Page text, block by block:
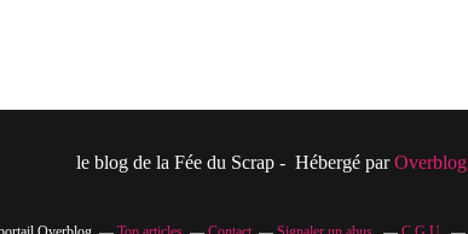
le blog de la Fée du Scrap - Hébergé parOverblog